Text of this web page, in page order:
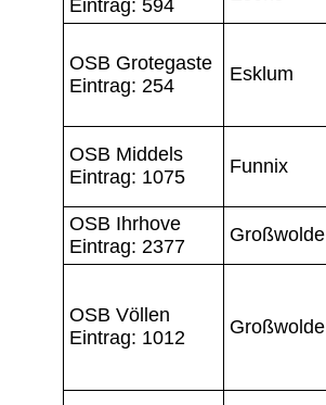
Eintrag: 594
OSB Grotegaste
Eintrag: 254
Esklum
OSB Middels
Eintrag: 1075
Funnix
OSB Ihrhove
Eintrag: 2377
Großwolde
OSB Völlen
Eintrag: 1012
Großwolde